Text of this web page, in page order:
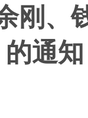
刚、
的通知